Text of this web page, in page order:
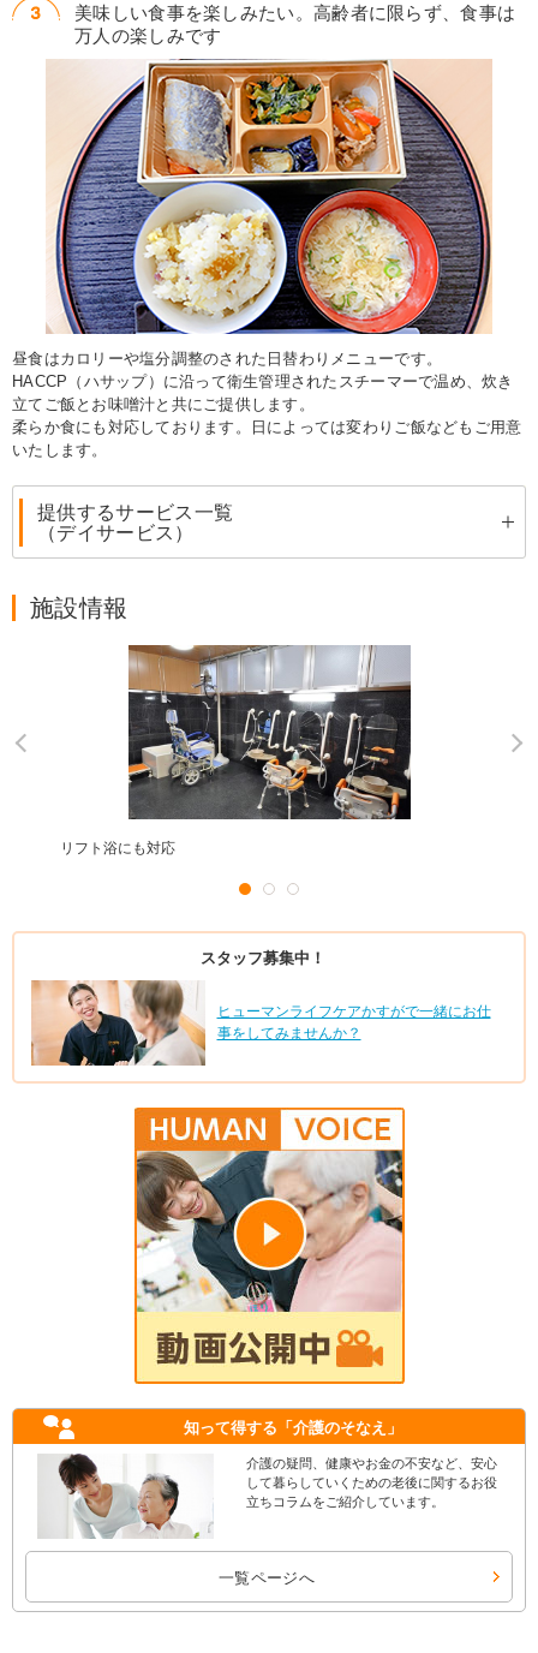
美味しい食事を楽しみたい。高齢者に限らず、食事は
万人の楽しみです
昼食はカロリーや塩分調整のされた日替わりメニューです。
HACCP（ハサップ）に沿って衛生管理されたスチーマーで温め、炊き
立てご飯とお味噌汁と共にご提供します。
柔らか食にも対応しております。日によっては変わりご飯などもご用意
いたします。
提供するサービス一覧
（デイサービス）
施設情報
リフト浴にも対応
スタッフ募集中！
ヒューマンライフケアかすがで一緒にお仕
事をしてみませんか？
知って得する 「介護のそなえ」
介護の疑問、健康やお金の不安など、安心
して暮らしていくための老後に関するお役
立ちコラムをご紹介しています。
一覧ページへ